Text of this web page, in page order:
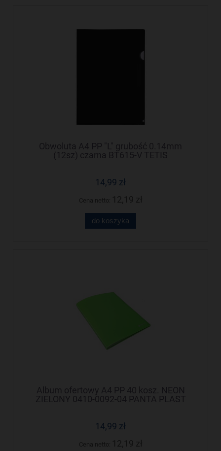
Obwoluta A4 PP "L" grubość 0.14mm
(12sz) czarna BT615-V TETIS
14,99 zł
do koszyka
Album ofertowy A4 PP 40 kosz. NEON
ZIELONY 0410-0092-04 PANTA PLAST
14,99 zł